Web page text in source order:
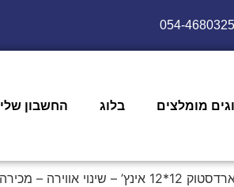
054-4680325
מומלצים בלוג החשבון שלי
אווירה – מכירה מוקדמת